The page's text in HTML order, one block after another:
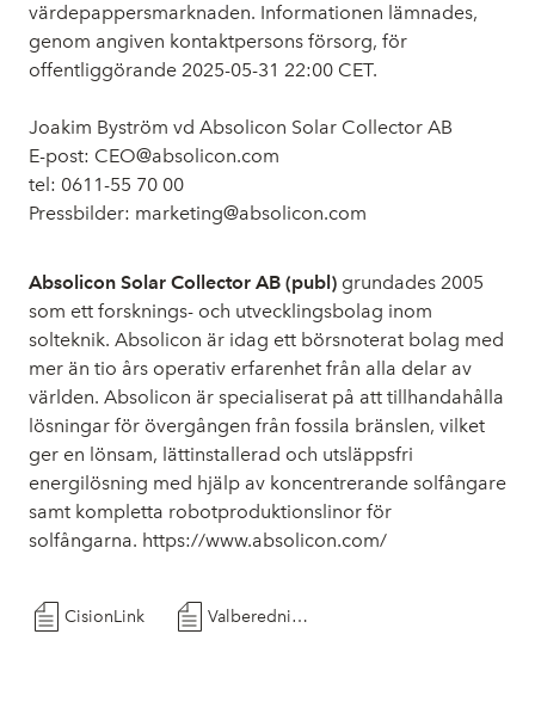
värdepappersmarknaden. Informationen lämnades,
genom angiven kontaktpersons försorg, för
offentliggörande 2025-05-31 22:00 CET.
Joakim Byström vd Absolicon Solar Collector AB
E-post: CEO@absolicon.com
tel: 0611-55 70 00
Pressbilder: marketing@absolicon.com
Absolicon Solar Collector AB (publ) grundades 2005
som ett forsknings- och utvecklingsbolag inom
solteknik. Absolicon är idag ett börsnoterat bolag med
mer än tio års operativ erfarenhet från alla delar av
världen. Absolicon är specialiserat på att tillhandahålla
lösningar för övergången från fossila bränslen, vilket
ger en lönsam, lättinstallerad och utsläppsfri
energilösning med hjälp av koncentrerande solfångare
samt kompletta robotproduktionslinor för
solfångarna. https://www.absolicon.com/
CisionLink Valberedningens förslag till styrelse till årsstämman 2025